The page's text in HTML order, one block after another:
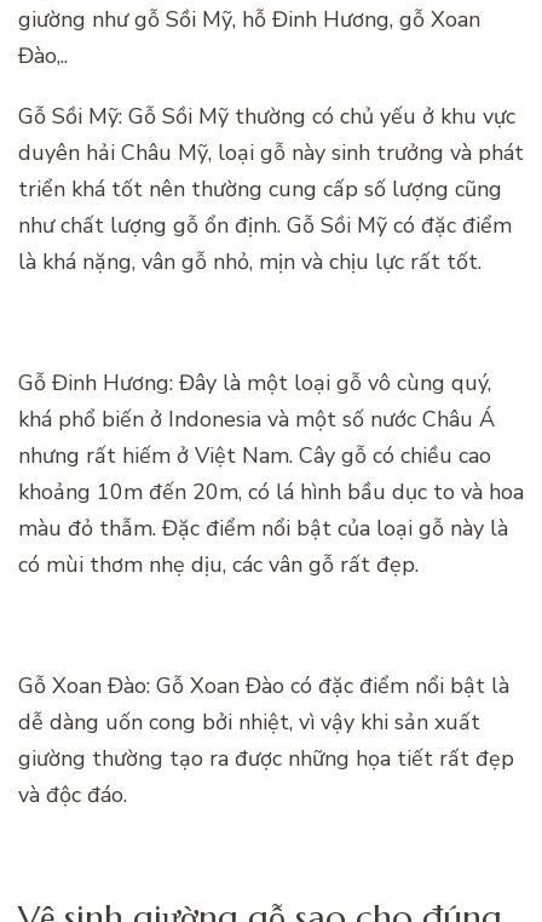
giường như gỗ Sồi Mỹ, hỗ Đinh Hương, gỗ Xoan
Đào,..
Gỗ Sồi Mỹ: Gỗ Sồi Mỹ thường có chủ yếu ở khu vực
duyên hải Châu Mỹ, loại gỗ này sinh trưởng và phát
triển khá tốt nên thường cung cấp số lượng cũng
như chất lượng gỗ ổn định. Gỗ Sồi Mỹ có đặc điểm
là khá nặng, vân gỗ nhỏ, mịn và chịu lực rất tốt.
Gỗ Đinh Hương: Đây là một loại gỗ vô cùng quý,
khá phổ biến ở Indonesia và một số nước Châu Á
nhưng rất hiếm ở Việt Nam. Cây gỗ có chiều cao
khoảng 10m đến 20m, có lá hình bầu dục to và hoa
màu đỏ thẫm. Đặc điểm nổi bật của loại gỗ này là
có mùi thơm nhẹ dịu, các vân gỗ rất đẹp.
Gỗ Xoan Đào: Gỗ Xoan Đào có đặc điểm nổi bật là
dễ dàng uốn cong bởi nhiệt, vì vậy khi sản xuất
giường thường tạo ra được những họa tiết rất đẹp
và độc đáo.